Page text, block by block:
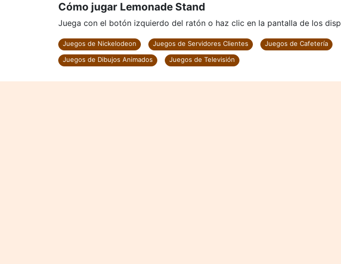
Cómo jugar Lemonade Stand
Juega con el botón izquierdo del ratón o haz clic en la pantalla de los
Juegos de Nickelodeon Juegos de Servidores Clientes
Juegos de Cafetería
Juegos de Dibujos Animados
Juegos de Televisión